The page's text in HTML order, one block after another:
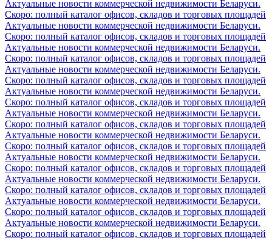
Актуальные новости коммерческой недвижимости Беларуси.
Скоро: полный каталог офисов, складов и торговых площадей
Актуальные новости коммерческой недвижимости Беларуси.
Скоро: полный каталог офисов, складов и торговых площадей
Актуальные новости коммерческой недвижимости Беларуси.
Скоро: полный каталог офисов, складов и торговых площадей
Актуальные новости коммерческой недвижимости Беларуси.
Скоро: полный каталог офисов, складов и торговых площадей
Актуальные новости коммерческой недвижимости Беларуси.
Скоро: полный каталог офисов, складов и торговых площадей
Актуальные новости коммерческой недвижимости Беларуси.
Скоро: полный каталог офисов, складов и торговых площадей
Актуальные новости коммерческой недвижимости Беларуси.
Скоро: полный каталог офисов, складов и торговых площадей
Актуальные новости коммерческой недвижимости Беларуси.
Скоро: полный каталог офисов, складов и торговых площадей
Актуальные новости коммерческой недвижимости Беларуси.
Скоро: полный каталог офисов, складов и торговых площадей
Актуальные новости коммерческой недвижимости Беларуси.
Скоро: полный каталог офисов, складов и торговых площадей
Актуальные новости коммерческой недвижимости Беларуси.
Скоро: полный каталог офисов, складов и торговых площадей